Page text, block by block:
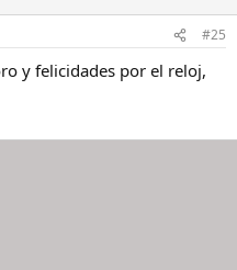
#25
y felicidades por el reloj,